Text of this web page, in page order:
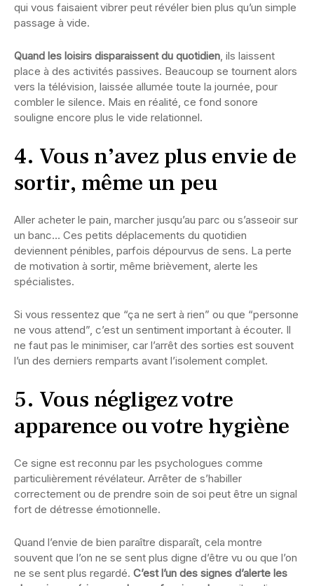
qui vous faisaient vibrer peut révéler bien plus qu’un simple
passage à vide.
Quand les loisirs disparaissent du quotidien, ils laissent
place à des activités passives. Beaucoup se tournent alors
vers la télévision, laissée allumée toute la journée, pour
combler le silence. Mais en réalité, ce fond sonore
souligne encore plus le vide relationnel.
4. Vous n’avez plus envie de
sortir, même un peu
Aller acheter le pain, marcher jusqu’au parc ou s’asseoir sur
un banc… Ces petits déplacements du quotidien
deviennent pénibles, parfois dépourvus de sens. La perte
de motivation à sortir, même brièvement, alerte les
spécialistes.
Si vous ressentez que “ça ne sert à rien” ou que “personne
ne vous attend”, c’est un sentiment important à écouter. Il
ne faut pas le minimiser, car l’arrêt des sorties est souvent
l’un des derniers remparts avant l’isolement complet.
5. Vous négligez votre
apparence ou votre hygiène
Ce signe est reconnu par les psychologues comme
particulièrement révélateur. Arrêter de s’habiller
correctement ou de prendre soin de soi peut être un signal
fort de détresse émotionnelle.
Quand l’envie de bien paraître disparaît, cela montre
souvent que l’on ne se sent plus digne d’être vu ou que l’on
ne se sent plus regardé. C’est l’un des signes d’alerte les